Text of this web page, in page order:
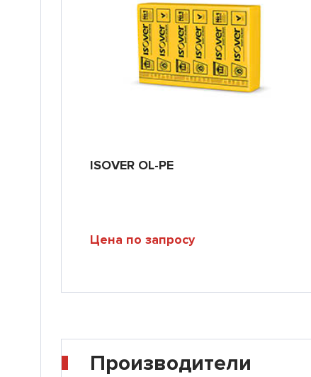
ISOVER OL-PE
Цена по запросу
Производители